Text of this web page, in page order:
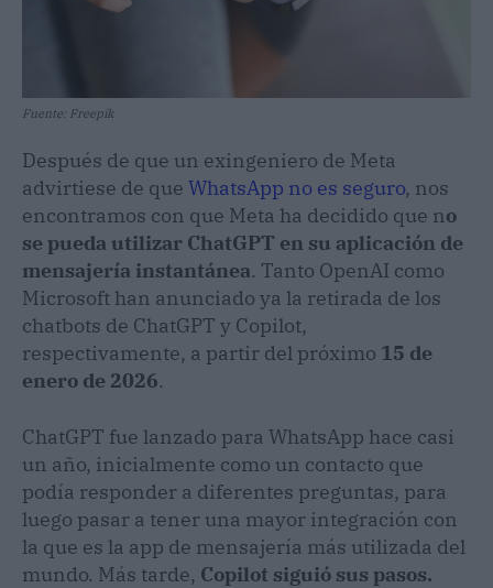
Fuente: Freepik
Después de que un exingeniero de Meta
advirtiese de que WhatsApp no es seguro, nos
encontramos con que Meta ha decidido que no
se pueda utilizar ChatGPT en su aplicación de
mensajería instantánea. Tanto OpenAI como
Microsoft han anunciado ya la retirada de los
chatbots de ChatGPT y Copilot,
respectivamente, a partir del próximo 15 de
enero de 2026.
ChatGPT fue lanzado para WhatsApp hace casi
un año, inicialmente como un contacto que
podía responder a diferentes preguntas, para
luego pasar a tener una mayor integración con
la que es la app de mensajería más utilizada del
mundo. Más tarde, Copilot siguió sus pasos.